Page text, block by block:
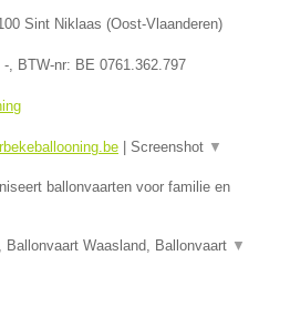
Sint Niklaas (Oost-Vlaanderen)
-, BTW-nr: BE 0761.362.797
Screenshot ▼
ballonvaarten voor familie en
Ballonvaart Waasland, Ballonvaart ▼